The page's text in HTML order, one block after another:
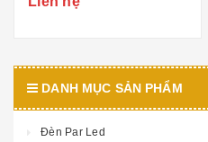
DANH MỤC SẢN PHẨM
Đèn Par Led